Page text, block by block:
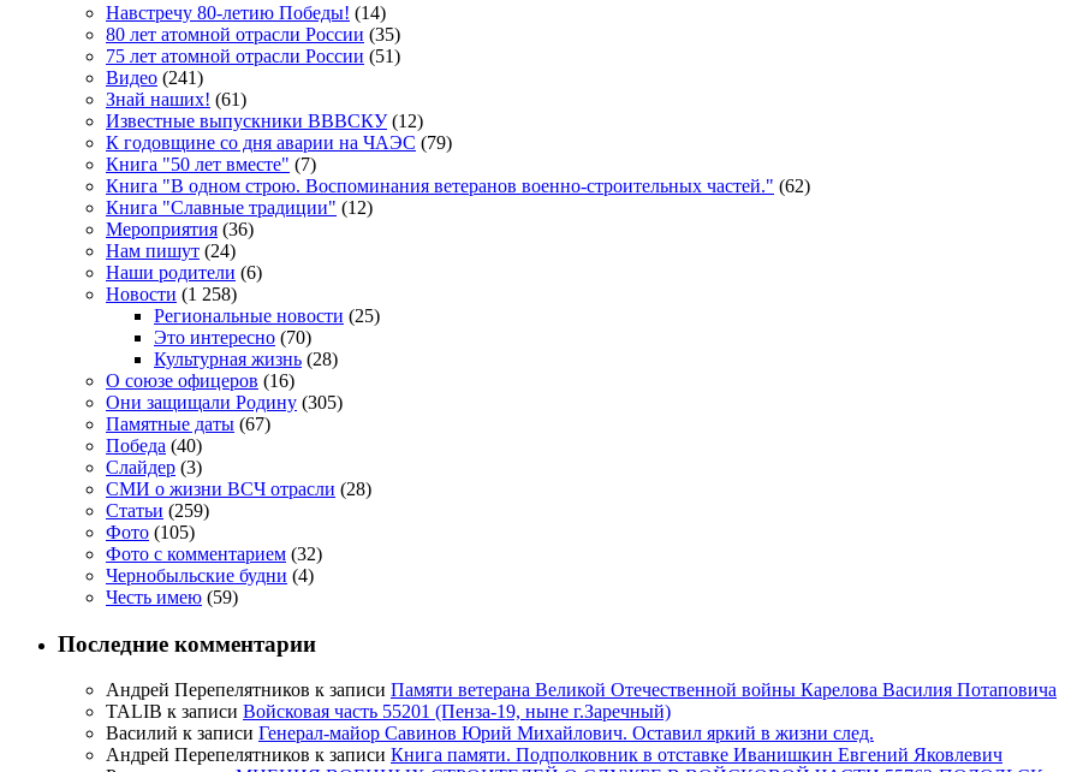
Навстречу 80-летию Победы! (14)
80 лет атомной отрасли России (35)
75 лет атомной отрасли России (51)
Видео (241)
Знай наших! (61)
Известные выпускники ВВВСКУ(12)
К годовщине со дня аварии на ЧАЭС (79)
Книга "50 лет вместе" (7)
Книга "В одном строю. Воспоминания ветеранов военно-строительных частей." (62)
Книга "Славные традиции" (12)
Мероприятия (36)
Нам пишут (24)
Наши родители (6)
Новости (1 258)
Региональные новости (25)
Это интересно (70)
Культурная жизнь (28)
О союзе офицеров (16)
Они защищали Родину (305)
Памятные даты (67)
Победа (40)
Слайдер (3)
СМИ о жизни ВСЧ отрасли (28)
Статьи (259)
Фото (105)
Фото с комментарием (32)
Чернобыльские будни (4)
Честь имею (59)
Последние комментарии
Андрей Перепелятников к записи Памяти ветерана Великой Отечественной войны Карелова Василия Потаповича
TALIB к записи Войсковая часть 55201 (Пенза-19, ныне г.Заречный)
Василий к записи Генерал-майор Савинов Юрий Михайлович. Оставил яркий в жизни след.
Андрей Перепелятников к записи Книга памяти. Подполковник в отставке Иванишкин Евгений Яковлевич